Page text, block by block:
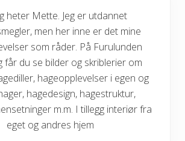
heter Mette. Jeg er utdannet
men her inne er det mine
som råder. På Furulunden
får du se bilder og skriblerier om
hageopplevelser i egen og
hagedesign, hagestruktur,
m.m. I tillegg interiør fra
eget og andres hjem